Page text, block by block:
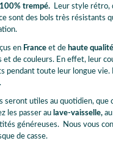
100% trempé.Leur style rétro,
sont des bols très résistants
en Franceet de haute
et de couleurs. En effet, leur
pendant toute leur longue vie.
seront utiles au quotidien, que
les passer aulave-vaisselle,au
généreuses. Nous vous
de casse.